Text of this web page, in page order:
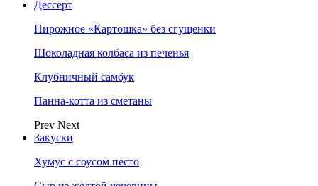
Дессерт
Пирожное «Картошка» без сгущенки
Шоколадная колбаса из печенья
Клубничный самбук
Панна-котта из сметаны
Prev Next
Закуски
Хумус с соусом песто